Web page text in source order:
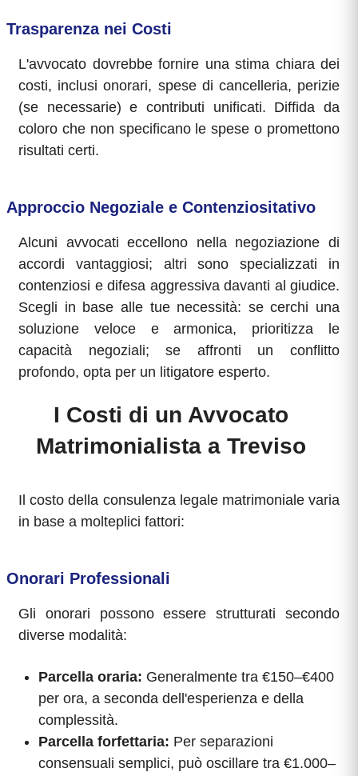
Trasparenza nei Costi
L'avvocato dovrebbe fornire una stima chiara dei
costi, inclusi onorari, spese di cancelleria, perizie
(se necessarie) e contributi unificati. Diffida da
coloro che non specificano le spese o promettono
risultati certi.
Approccio Negoziale e Contenziositativo
Alcuni avvocati eccellono nella negoziazione di
accordi vantaggiosi; altri sono specializzati in
contenziosi e difesa aggressiva davanti al giudice.
Scegli in base alle tue necessità: se cerchi una
soluzione veloce e armonica, prioritizza le
capacità negoziali; se affronti un conflitto
profondo, opta per un litigatore esperto.
I Costi di un Avvocato
Matrimonialista a Treviso
Il costo della consulenza legale matrimoniale varia
in base a molteplici fattori:
Onorari Professionali
Gli onorari possono essere strutturati secondo
diverse modalità:
Parcella oraria: Generalmente tra €150–€400
per ora, a seconda dell'esperienza e della
complessità.
Parcella forfettaria: Per separazioni
consensuali semplici, può oscillare tra €1.000–